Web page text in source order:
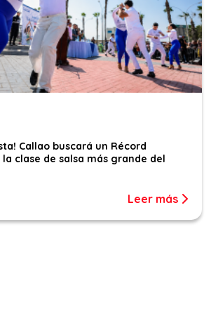
Callao buscará un Récord
la clase de salsa más grande del
Leer más